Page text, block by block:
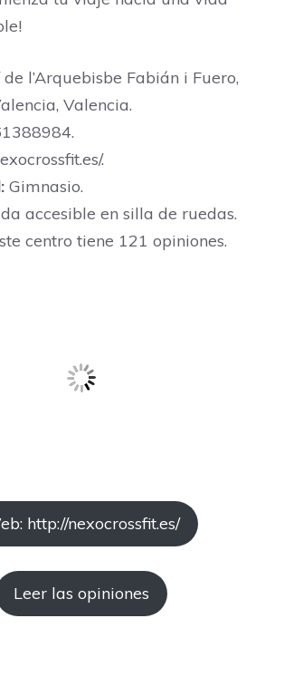
de l’Arquebisbe Fabián i Fuero,
Valencia.
.
Gimnasio.
accesible en silla de ruedas.
centro tiene 121 opiniones.
http://nexocrossfit.es/
Leer las opiniones